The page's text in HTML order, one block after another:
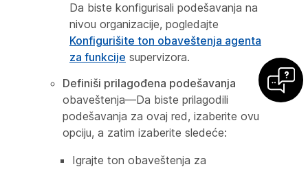
Da biste konfigurisali podešavanja na
nivou organizacije, pogledajte
Konfigurišite ton obaveštenja agenta
za funkcije supervizora.
Definiši prilagođena podešavanja
obaveštenja—Da biste prilagodili
podešavanja za ovaj red, izaberite ovu
opciju, a zatim izaberite sledeće:
Igrajte ton obaveštenja za